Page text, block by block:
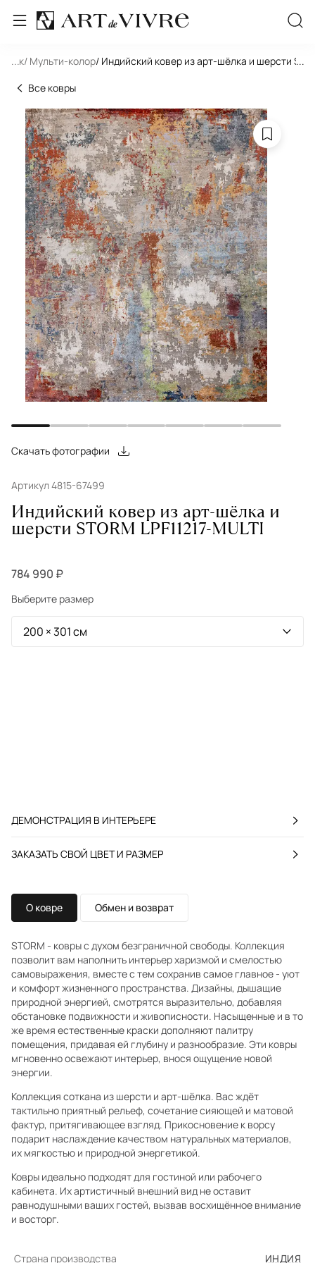
... / Мульти-колор/ Индийский ковер из арт-шёлка и шерсти
...
Все ковры
Скачать фотографии
Артикул 4815-67499
Индийский ковер из арт-шёлка и
шерсти STORM LPF11217-MULTI
784 990 ₽
Выберите размер
ДЕМОНСТРАЦИЯ В ИНТЕРЬЕРЕ
ЗАКАЗАТЬ СВОЙ ЦВЕТ И РАЗМЕР
О ковре Обмен и возврат
STORM - ковры с духом безграничной свободы. Коллекция
позволит вам наполнить интерьер харизмой и смелостью
самовыражения, вместе с тем сохранив самое главное - уют
и комфорт жизненного пространства. Дизайны, дышащие
природной энергией, смотрятся выразительно, добавляя
обстановке подвижности и живописности. Насыщенные и в то
же время естественные краски дополняют палитру
помещения, придавая ей глубину и разнообразие. Эти ковры
мгновенно освежают интерьер, внося ощущение новой
энергии.
Коллекция соткана из шерсти и арт-шёлка. Вас ждёт
тактильно приятный рельеф, сочетание сияющей и матовой
фактур, притягивающее взгляд. Прикосновение к ворсу
подарит наслаждение качеством натуральных материалов,
их мягкостью и природной энергетикой.
Ковры идеально подходят для гостиной или рабочего
кабинета. Их артистичный внешний вид не оставит
равнодушными ваших гостей, вызвав восхищённое внимание
и восторг.
Страна производства ИНДИЯ